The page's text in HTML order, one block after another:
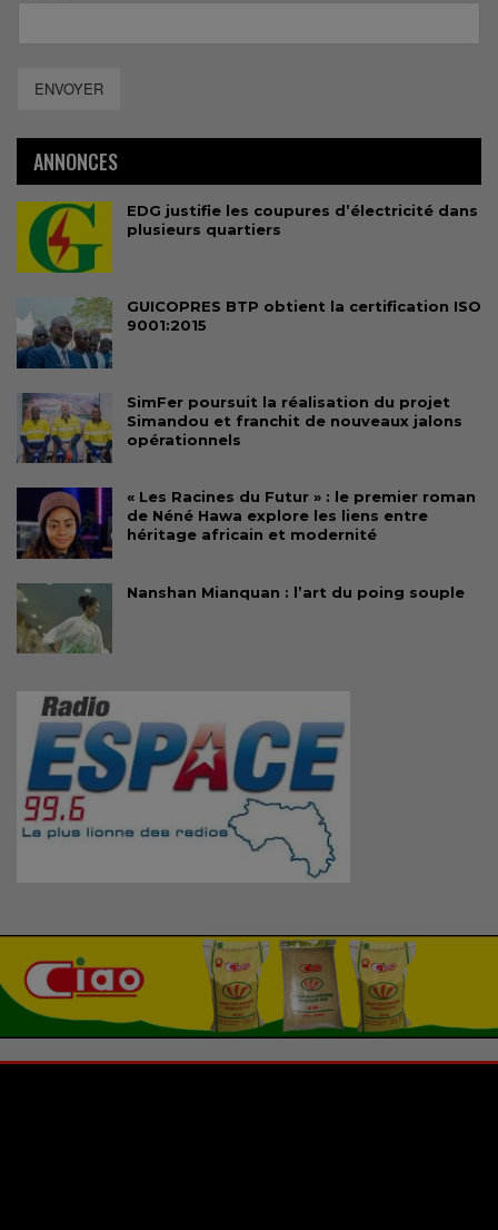
ENVOYER
ANNONCES
EDG justifie les coupures d’électricité dans
plusieurs quartiers
GUICOPRES BTP obtient la certification ISO
9001:2015
SimFer poursuit la réalisation du projet
Simandou et franchit de nouveaux jalons
opérationnels
« Les Racines du Futur » : le premier roman
de Néné Hawa explore les liens entre
héritage africain et modernité
Nanshan Mianquan : l’art du poing souple